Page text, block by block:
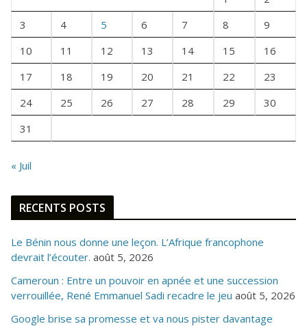
F
S
3
4 5 6 7 8
9
10
11 12 13 14 15
16
17
18 19 20 21 22
23
24
25 26 27 28 29
30
31
« Juil
RECENTS POSTS
Le Bénin nous donne une leçon. L’Afrique francophone
devrait l’écouter. août 5, 2026
Cameroun : Entre un pouvoir en apnée et une succession
verrouillée, René Emmanuel Sadi recadre le jeu août 5, 2026
Google brise sa promesse et va nous pister davantage